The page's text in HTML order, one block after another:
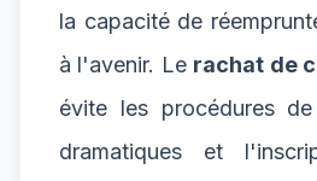
la capacité de
à l'avenir. Le rachat de
évite les procédures de
dramatiques et